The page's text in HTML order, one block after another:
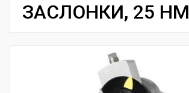
ЗАСЛОНКИ, 25 НМ